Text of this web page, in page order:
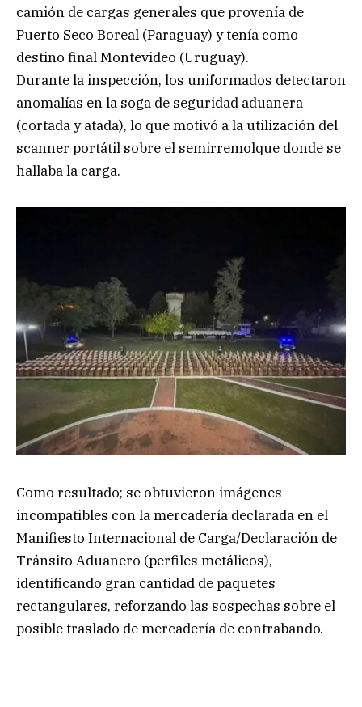
camión de cargas generales que provenía de
Puerto Seco Boreal (Paraguay) y tenía como
destino final Montevideo (Uruguay).
Durante la inspección, los uniformados detectaron
anomalías en la soga de seguridad aduanera
(cortada y atada), lo que motivó a la utilización del
scanner portátil sobre el semirremolque donde se
hallaba la carga.
Como resultado; se obtuvieron imágenes
incompatibles con la mercadería declarada en el
Manifiesto Internacional de Carga/Declaración de
Tránsito Aduanero (perfiles metálicos),
identificando gran cantidad de paquetes
rectangulares, reforzando las sospechas sobre el
posible traslado de mercadería de contrabando.